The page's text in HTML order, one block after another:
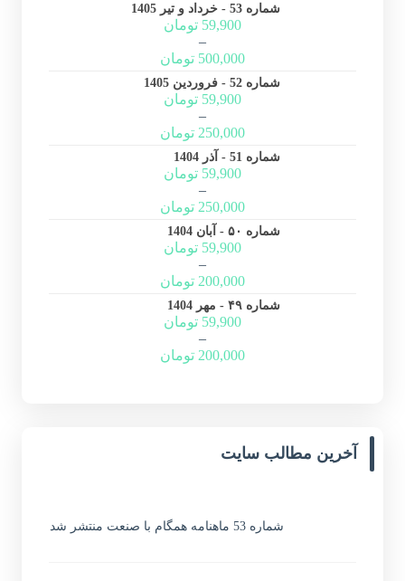
شماره 53 - خرداد و تیر 1405
59,900 تومان
–
500,000 تومان
شماره 52 - فروردین 1405
59,900 تومان
–
250,000 تومان
شماره 51 - آذر 1404
59,900 تومان
–
250,000 تومان
شماره ۵۰ - آبان 1404
59,900 تومان
–
200,000 تومان
شماره ۴۹ - مهر 1404
59,900 تومان
–
200,000 تومان
آخرین مطالب سایت
شماره 53 ماهنامه همگام با صنعت منتشر شد